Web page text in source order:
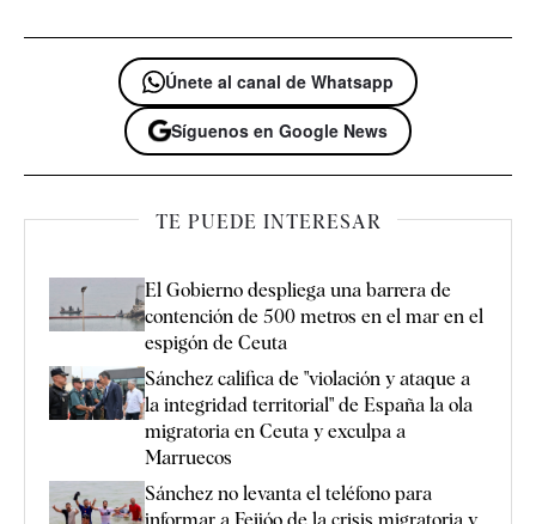
Únete al canal de Whatsapp
Síguenos en Google News
TE PUEDE INTERESAR
El Gobierno despliega una barrera de
contención de 500 metros en el mar en el
espigón de Ceuta
Sánchez califica de "violación y ataque a
la integridad territorial" de España la ola
migratoria en Ceuta y exculpa a
Marruecos
Sánchez no levanta el teléfono para